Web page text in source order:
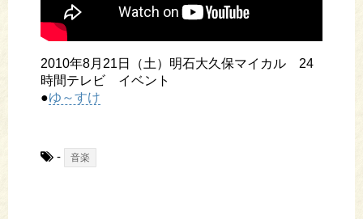
2010年8月21日（土）明石大久保マイカル 24
時間テレビ イベント
●ゆ～すけ
- 音楽